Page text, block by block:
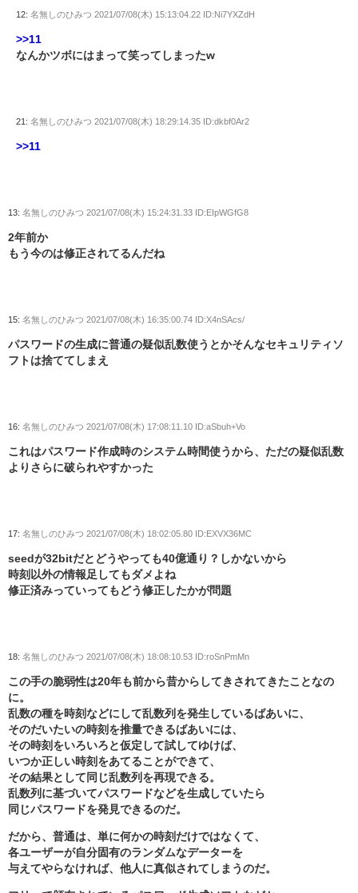
12: 名無しのひみつ 2021/07/08(木) 15:13:04.22 ID:Ni7YXZdH
>>11
なんかツボにはまって笑ってしまったw
21: 名無しのひみつ 2021/07/08(木) 18:29:14.35 ID:dkbf0Ar2
>>11
13: 名無しのひみつ 2021/07/08(木) 15:24:31.33 ID:EIpWGfG8
2年前か
もう今のは修正されてるんだね
15: 名無しのひみつ 2021/07/08(木) 16:35:00.74 ID:X4nSAcs/
パスワードの生成に普通の疑似乱数使うとかそんなセキュリティソ
フトは捨ててしまえ
16: 名無しのひみつ 2021/07/08(木) 17:08:11.10 ID:aSbuh+Vo
これはパスワード作成時のシステム時間使うから、ただの疑似乱数
よりさらに破られやすかった
17: 名無しのひみつ 2021/07/08(木) 18:02:05.80 ID:EXVX36MC
seedが32bitだとどうやっても40億通り？しかないから
時刻以外の情報足してもダメよね
修正済みっていってもどう修正したかが問題
18: 名無しのひみつ 2021/07/08(木) 18:08:10.53 ID:roSnPmMn
この手の脆弱性は20年も前から昔からしてきされてきたことなの
に。
乱数の種を時刻などにして乱数列を発生しているばあいに、
そのだいたいの時刻を推量できるばあいには、
その時刻をいろいろと仮定して試してゆけば、
いつか正しい時刻をあてることができて、
その結果として同じ乱数列を再現できる。
乱数列に基づいてパスワードなどを生成していたら
同じパスワードを発見できるのだ。
だから、普通は、単に何かの時刻だけではなくて、
各ユーザーが自分固有のランダムなデーターを
与えてやらなければ、他人に真似されてしまうのだ。